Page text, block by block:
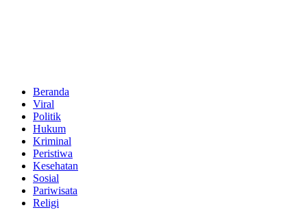
Beranda
Viral
Politik
Hukum
Kriminal
Peristiwa
Kesehatan
Sosial
Pariwisata
Religi